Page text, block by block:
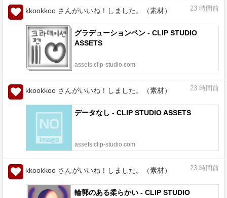
kkookkoo さんがいいね！しました。（素材） 23 時間前
グラデューションペン - CLIP STUDIO
ASSETS
assets.clip-studio.com
kkookkoo さんがいいね！しました。（素材） 23 時間前
データなし - CLIP STUDIO ASSETS
assets.clip-studio.com
kkookkoo さんがいいね！しました。（素材） 23 時間前
輪郭のある柔らかい - CLIP STUDIO